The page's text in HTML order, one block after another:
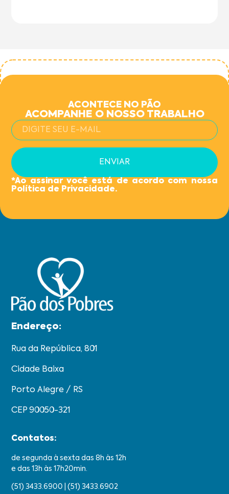
ACONTECE NO PÃO
ACOMPANHE O NOSSO TRABALHO
ENVIAR
*Ao assinar você está de acordo com nossa
Política de Privacidade.
Endereço:​
Rua da República, 801
Cidade Baixa
Porto Alegre / RS
CEP 90050-321
Contatos:
de segunda à sexta das 8h às 12h
e das 13h às 17h20min.
(51) 3433.6900 | (51) 3433.6902